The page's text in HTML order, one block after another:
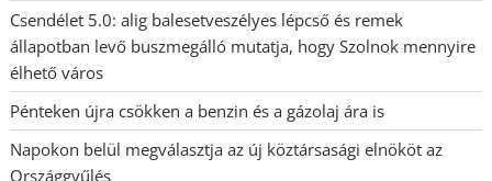
Csendélet 5.0: alig balesetveszélyes lépcső és remek
állapotban levő buszmegálló mutatja, hogy Szolnok mennyire
élhető város
Pénteken újra csökken a benzin és a gázolaj ára is
Napokon belül megválasztja az új köztársasági elnököt az
Országgyűlés